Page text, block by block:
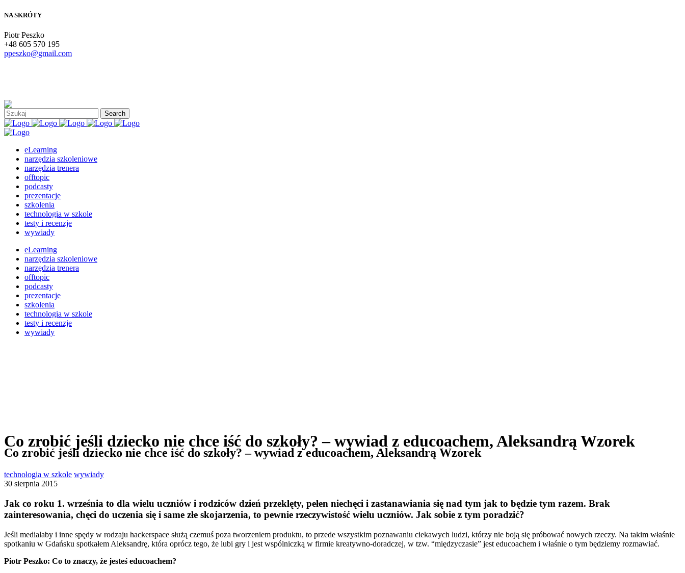
NA SKRÓTY
Piotr Peszko
+48 605 570 195
ppeszko@gmail.com
eLearning
narzędzia szkoleniowe
narzędzia trenera
offtopic
podcasty
prezentacje
szkolenia
technologia w szkole
testy i recenzje
wywiady
eLearning
narzędzia szkoleniowe
narzędzia trenera
offtopic
podcasty
prezentacje
szkolenia
technologia w szkole
testy i recenzje
wywiady
Co zrobić jeśli dziecko nie chce iść do szkoły? – wywiad z educoachem, Aleksandrą Wzorek
Co zrobić jeśli dziecko nie chce iść do szkoły? – wywiad z educoachem, Aleksandrą Wzorek
technologia w szkole wywiady
30 sierpnia 2015
Jak co roku 1. września to dla wielu uczniów i rodziców dzień przeklęty, pełen niechęci i zastanawiania się nad tym jak to będzie tym razem. Brak
zainteresowania, chęci do uczenia się i same złe skojarzenia, to pewnie rzeczywistość wielu uczniów. Jak sobie z tym poradzić?
Jeśli medialaby i inne spędy w rodzaju hackerspace służą czemuś poza tworzeniem produktu, to przede wszystkim poznawaniu ciekawych ludzi, którzy nie boją się próbować nowych rzeczy. Na takim właśnie
spotkaniu w Gdańsku spotkałem Aleksandrę, która oprócz tego, że lubi gry i jest wspólniczką w firmie kreatywno-doradczej, w tzw. “międzyczasie” jest educoachem i właśnie o tym będziemy rozmawiać.
Piotr Peszko: Co to znaczy, że jesteś educoachem?